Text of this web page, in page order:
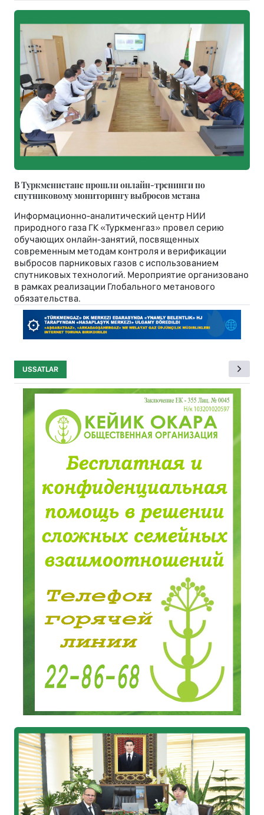
В Туркменистане прошли онлайн-тренинги по
спутниковому мониторингу выбросов метана
Информационно-аналитический центр НИИ
природного газа ГК «Туркменгаз» провел серию
обучающих онлайн-занятий, посвященных
современным методам контроля и верификации
выбросов парниковых газов с использованием
спутниковых технологий. Мероприятие организовано
в рамках реализации Глобального метанового
обязательства.
USSATLAR